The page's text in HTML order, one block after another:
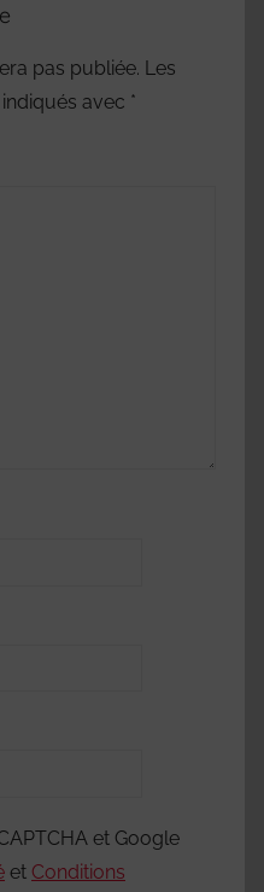
pas publiée. Les
avec *
et Google
et Conditions